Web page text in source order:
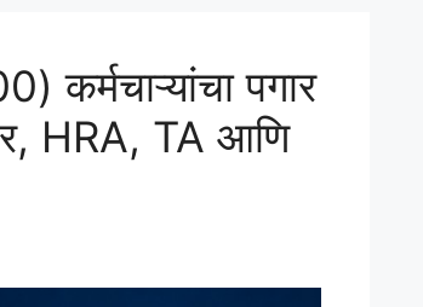
पगार
HRA, TA आणि